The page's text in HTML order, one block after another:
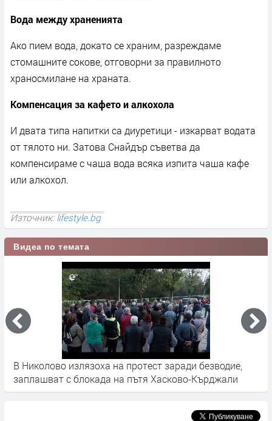
Вода между храненията
Ако пием вода, докато се храним, разреждаме
стомашните сокове, отговорни за правилното
храносмилане на храната.
Компенсация за кафето и алкохола
И двата типа напитки са диуретици - изкарват водата
от тялото ни. Затова Снайдър съветва да
компенсираме с чаша вода всяка изпита чаша кафе
или алкохол.
Източник:lifestyle.bg
Видеа по темата
В Николово излязоха на протест заради безводие,
заплашват с блокада на пътя Хасково-Кърджали